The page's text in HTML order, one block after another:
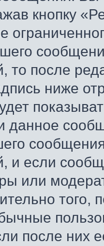
кнопку
то после
ниже
данное
и если
или
после них